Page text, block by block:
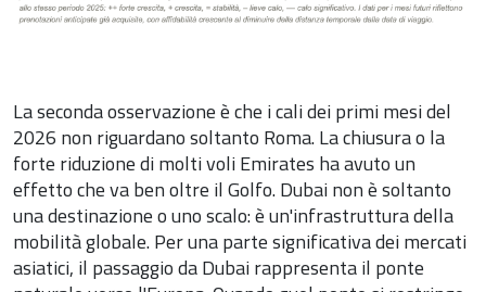
La seconda osservazione è che i cali dei primi mesi del
2026 non riguardano soltanto Roma. La chiusura o la
forte riduzione di molti voli Emirates ha avuto un
effetto che va ben oltre il Golfo. Dubai non è soltanto
una destinazione o uno scalo: è un'infrastruttura della
mobilità globale. Per una parte significativa dei mercati
asiatici, il passaggio da Dubai rappresenta il ponte